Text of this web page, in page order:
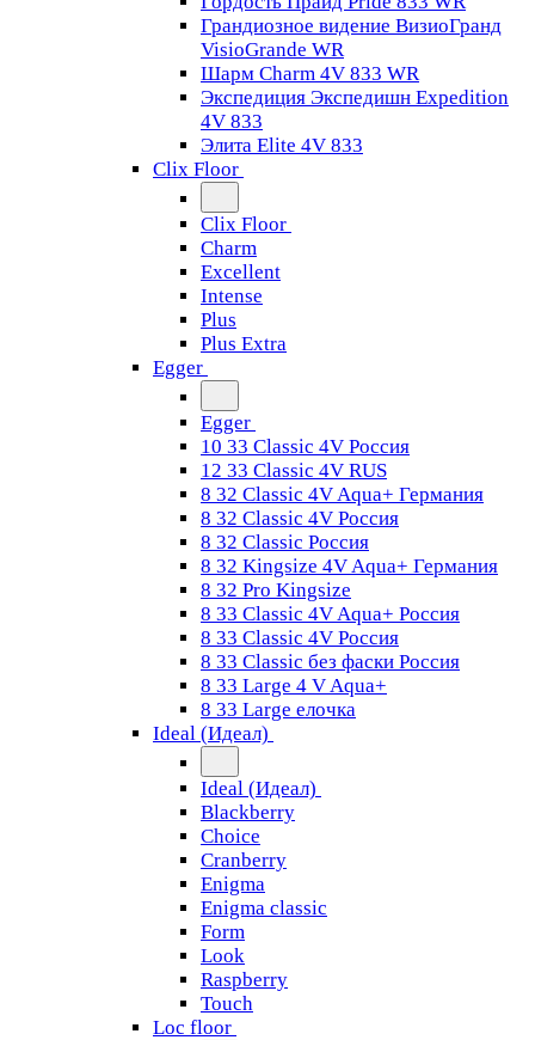
Грандиозное видение ВизиоГранд
VisioGrande WR
Шарм Charm 4V 833 WR
Экспедиция Экспедишн Expedition
4V 833
Элита Elite 4V 833
Clix Floor
Clix Floor
Charm
Excellent
Intense
Plus
Plus Extra
Egger
Egger
10 33 Classic 4V Россия
12 33 Classic 4V RUS
8 32 Classic 4V Aqua+ Германия
8 32 Classic 4V Россия
8 32 Classic Россия
8 32 Kingsize 4V Aqua+ Германия
8 32 Pro Kingsize
8 33 Classic 4V Aqua+ Россия
8 33 Classic 4V Россия
8 33 Classic без фаски Россия
8 33 Large 4 V Aqua+
8 33 Large елочка
Ideal (Идеал)
Ideal (Идеал)
Blackberry
Choice
Cranberry
Enigma
Enigma classic
Form
Look
Raspberry
Touch
Loc floor